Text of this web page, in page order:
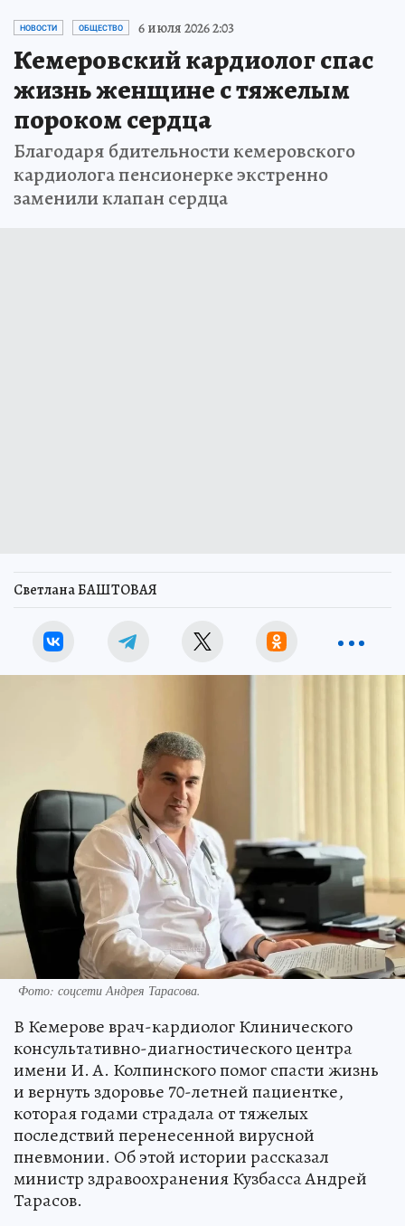
НОВОСТИ ОБЩЕСТВО 6 июля 2026 2:03
Кемеровский кардиолог спас
жизнь женщине с тяжелым
пороком сердца
Благодаря бдительности кемеровского
кардиолога пенсионерке экстренно
заменили клапан сердца
Светлана БАШТОВАЯ
Фото: соцсети Андрея Тарасова.
В Кемерове врач-кардиолог Клинического
консультативно-диагностического центра
имени И. А. Колпинского помог спасти жизнь
и вернуть здоровье 70-летней пациентке,
которая годами страдала от тяжелых
последствий перенесенной вирусной
пневмонии. Об этой истории рассказал
министр здравоохранения Кузбасса Андрей
Тарасов.